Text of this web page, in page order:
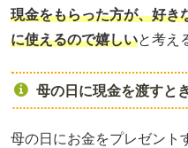
現金をもらった方が、好き
に使えるので嬉しいと考え
母の日に現金を渡すと
母の日にお金をプレゼント